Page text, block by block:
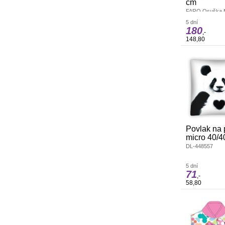
cm
FARO Osuška
70/140
měkoučkého
chlupem.
schnou a dobře
5 dní
180,-
148,80
Povlak na
micro 40/
DL-448557
5 dní
71,-
58,80